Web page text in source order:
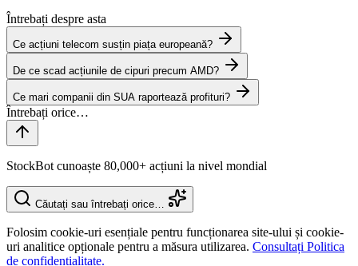
Întrebați despre asta
Ce acțiuni telecom susțin piața europeană?
De ce scad acțiunile de cipuri precum AMD?
Ce mari companii din SUA raportează profituri?
StockBot cunoaște 80,000+ acțiuni la nivel mondial
Căutați sau întrebați orice…
Folosim cookie-uri esențiale pentru funcționarea site-ului și cookie-
uri analitice opționale pentru a măsura utilizarea. Consultați Politica
de confidențialitate.